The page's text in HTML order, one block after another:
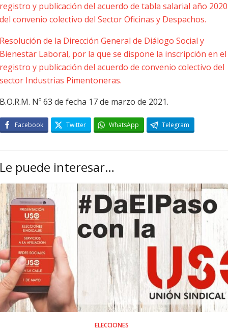
registro y publicación del acuerdo de tabla salarial año 2020
del convenio colectivo del Sector Oficinas y Despachos.
Resolución de la Dirección General de Diálogo Social y
Bienestar Laboral, por la que se dispone la inscripción en el
registro y publicación del acuerdo de convenio colectivo del
sector Industrias Pimentoneras.
B.O.R.M. Nº 63 de fecha 17 de marzo de 2021.
Facebook Twitter WhatsApp Telegram
Le puede interesar…
ELECCIONES